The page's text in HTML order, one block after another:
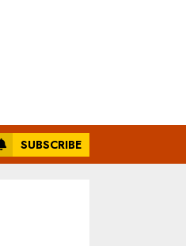
SUBSCRIBE